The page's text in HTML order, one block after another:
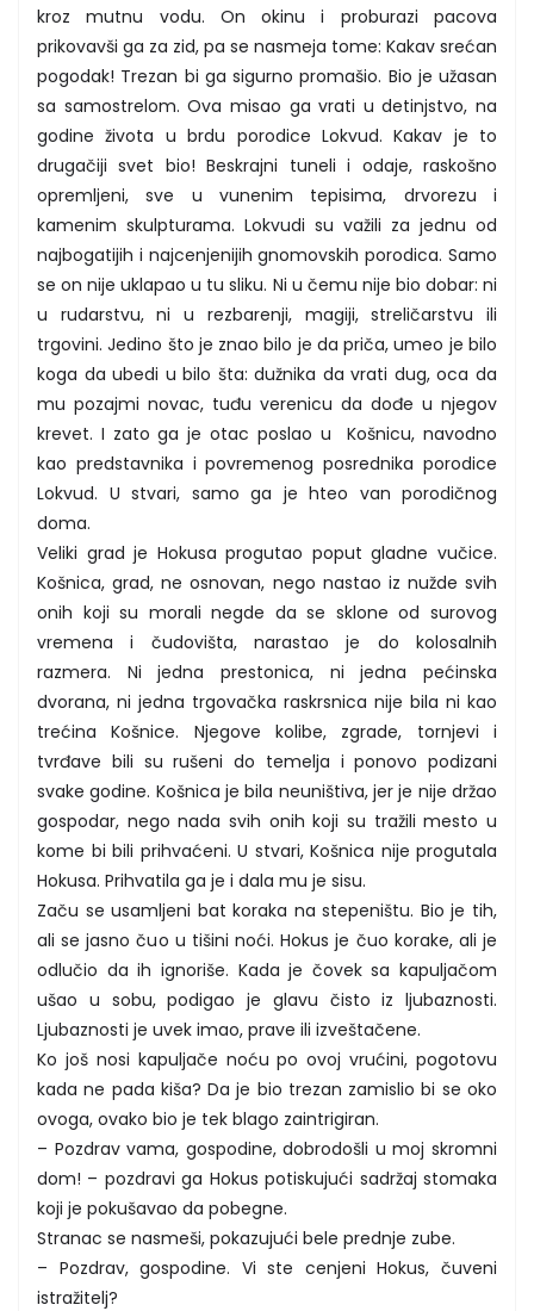
kroz mutnu vodu. On okinu i proburazi pacova
prikovavši ga za zid, pa se nasmeja tome: Kakav srećan
pogodak! Trezan bi ga sigurno promašio. Bio je užasan
sa samostrelom. Ova misao ga vrati u detinjstvo, na
godine života u brdu porodice Lokvud. Kakav je to
drugačiji svet bio! Beskrajni tuneli i odaje, raskošno
opremljeni, sve u vunenim tepisima, drvorezu i
kamenim skulpturama. Lokvudi su važili za jednu od
najbogatijih i najcenjenijih gnomovskih porodica. Samo
se on nije uklapao u tu sliku. Ni u čemu nije bio dobar: ni
u rudarstvu, ni u rezbarenji, magiji, streličarstvu ili
trgovini. Jedino što je znao bilo je da priča, umeo je bilo
koga da ubedi u bilo šta: dužnika da vrati dug, oca da
mu pozajmi novac, tuđu verenicu da dođe u njegov
krevet. I zato ga je otac poslao u Košnicu, navodno
kao predstavnika i povremenog posrednika porodice
Lokvud. U stvari, samo ga je hteo van porodičnog
doma.
Veliki grad je Hokusa progutao poput gladne vučice.
Košnica, grad, ne osnovan, nego nastao iz nužde svih
onih koji su morali negde da se sklone od surovog
vremena i čudovišta, narastao je do kolosalnih
razmera. Ni jedna prestonica, ni jedna pećinska
dvorana, ni jedna trgovačka raskrsnica nije bila ni kao
trećina Košnice. Njegove kolibe, zgrade, tornjevi i
tvrđave bili su rušeni do temelja i ponovo podizani
svake godine. Košnica je bila neuništiva, jer je nije držao
gospodar, nego nada svih onih koji su tražili mesto u
kome bi bili prihvaćeni. U stvari, Košnica nije progutala
Hokusa. Prihvatila ga je i dala mu je sisu.
Začu se usamljeni bat koraka na stepeništu. Bio je tih,
ali se jasno čuo u tišini noći. Hokus je čuo korake, ali je
odlučio da ih ignoriše. Kada je čovek sa kapuljačom
ušao u sobu, podigao je glavu čisto iz ljubaznosti.
Ljubaznosti je uvek imao, prave ili izveštačene.
Ko još nosi kapuljače noću po ovoj vrućini, pogotovu
kada ne pada kiša? Da je bio trezan zamislio bi se oko
ovoga, ovako bio je tek blago zaintrigiran.
– Pozdrav vama, gospodine, dobrodošli u moj skromni
dom! – pozdravi ga Hokus potiskujući sadržaj stomaka
koji je pokušavao da pobegne.
Stranac se nasmeši, pokazujući bele prednje zube.
– Pozdrav, gospodine. Vi ste cenjeni Hokus, čuveni
istražitelj?